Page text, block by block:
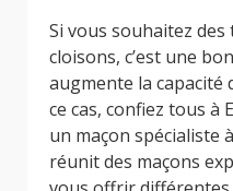
Si vous souhaitez
cloisons, c’est une
augmente la capacité
ce cas, confiez tous à
un maçon spécialiste
réunit des maçons